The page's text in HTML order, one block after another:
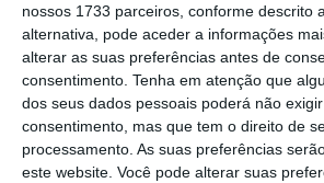
nossos 1733 parceiros, conforme descrito
alternativa, pode aceder a informações
alterar as suas preferências antes de
consentimento. Tenha em atenção que
dos seus dados pessoais poderá não
consentimento, mas que tem o direito de
processamento. As suas preferências
este website. Você pode alterar suas
na promoção de um espetáculo na
Campeões, tambémuniu forças
celebração do Campeonato do
Feminino, de forma a oferecer
personalizados”.